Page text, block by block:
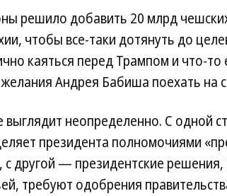
решило добавить 20 млрд
чтобы все-таки дотянуть до
каяться перед Трампом и что-то
Андрея Бабиша поехать на
выглядит неопределенно. С одной
президента полномочиями
с другой — президентские
требуют одобрения